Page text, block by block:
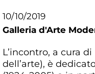
10/10/2019
Galleria d'Arte
L’incontro, a cura
dell’arte), è